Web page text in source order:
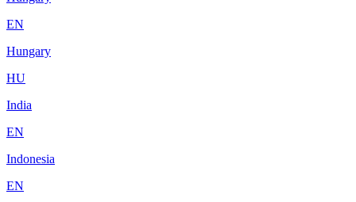
EN
Hungary
HU
India
EN
Indonesia
EN